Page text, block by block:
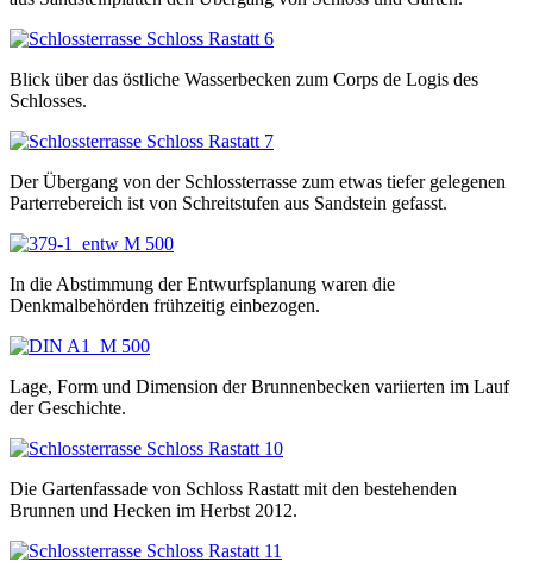
Blick über das östliche Wasserbecken zum Corps de Logis des
Schlosses.
Der Übergang von der Schlossterrasse zum etwas tiefer gelegenen
Parterrebereich ist von Schreitstufen aus Sandstein gefasst.
In die Abstimmung der Entwurfsplanung waren die
Denkmalbehörden frühzeitig einbezogen.
Lage, Form und Dimension der Brunnenbecken variierten im Lauf
der Geschichte.
Die Gartenfassade von Schloss Rastatt mit den bestehenden
Brunnen und Hecken im Herbst 2012.